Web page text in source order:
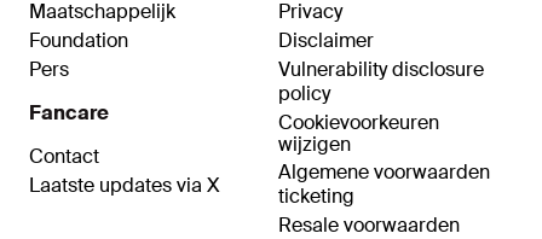
Maatschappelijk
Foundation
Pers
Fancare
Contact
Laatste updates via X
Privacy
Disclaimer
Vulnerability disclosure
policy
Cookievoorkeuren
wijzigen
Algemene voorwaarden
ticketing
Resale voorwaarden